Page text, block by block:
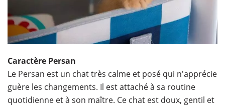
Caractère Persan
Le Persan est un chat très calme et posé qui n'apprécie
guère les changements. Il est attaché à sa routine
quotidienne et à son maître. Ce chat est doux, gentil et